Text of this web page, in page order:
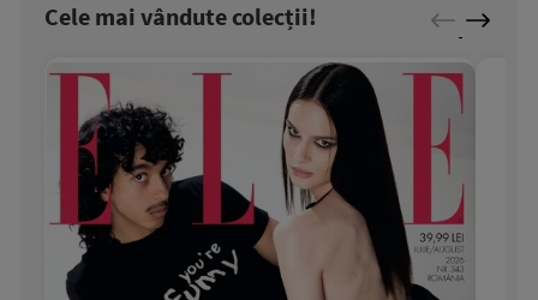
Cele mai vândute colecții!